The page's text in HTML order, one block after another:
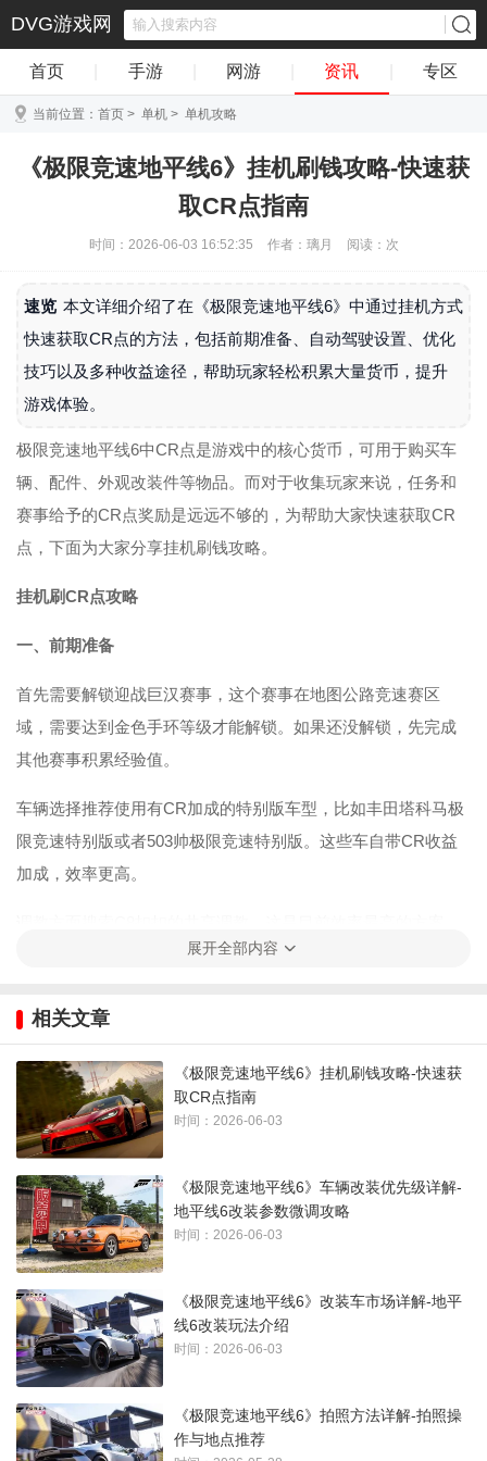
DVG游戏网
首页 手游 网游 资讯 专区
当前位置： 首页 > 单机 > 单机攻略
《极限竞速地平线6》挂机刷钱攻略-快速获
取CR点指南
时间：2026-06-03 16:52:35 作者：璃月 阅读： 次
速览 本文详细介绍了在《极限竞速地平线6》中通过挂机方式
快速获取CR点的方法，包括前期准备、自动驾驶设置、优化
技巧以及多种收益途径，帮助玩家轻松积累大量货币，提升
游戏体验。
极限竞速地平线6中CR点是游戏中的核心货币，可用于购买车
辆、配件、外观改装件等物品。而对于收集玩家来说，任务和
赛事给予的CR点奖励是远远不够的，为帮助大家快速获取CR
点，下面为大家分享挂机刷钱攻略。
挂机刷CR点攻略
一、前期准备
首先需要解锁迎战巨汉赛事，这个赛事在地图公路竞速赛区
域，需要达到金色手环等级才能解锁。如果还没解锁，先完成
其他赛事积累经验值。
车辆选择推荐使用有CR加成的特别版车型，比如丰田塔科马极
限竞速特别版或者503帅极限竞速特别版。这些车自带CR收益
加成，效率更高。
二、设置自动驾驶
这是实现挂机的核心，开启后车辆会自动跑完整个赛道。
难度设置调整到中级，这样可以获得最高的难度奖励加成。不
在劲敌模式中选择迎战巨汉，更改劲敌为第一名，这样能避免
因战胜对手而自动暂停的情况。
展开全部内容
相关文章
《极限竞速地平线6》挂机刷钱攻略-快速获
取CR点指南
时间：2026-06-03
《极限竞速地平线6》车辆改装优先级详解-
地平线6改装参数微调攻略
时间：2026-06-03
《极限竞速地平线6》改装车市场详解-地平
线6改装玩法介绍
时间：2026-06-03
《极限竞速地平线6》拍照方法详解-拍照操
作与地点推荐